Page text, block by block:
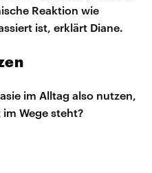
Reaktion wie
ist, erklärt Diane.
im Alltag also nutzen,
Wege steht?